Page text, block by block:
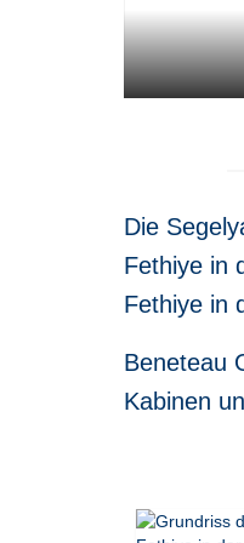
Die
Fethiye in
Fethiye in
Beneteau
Kabinen